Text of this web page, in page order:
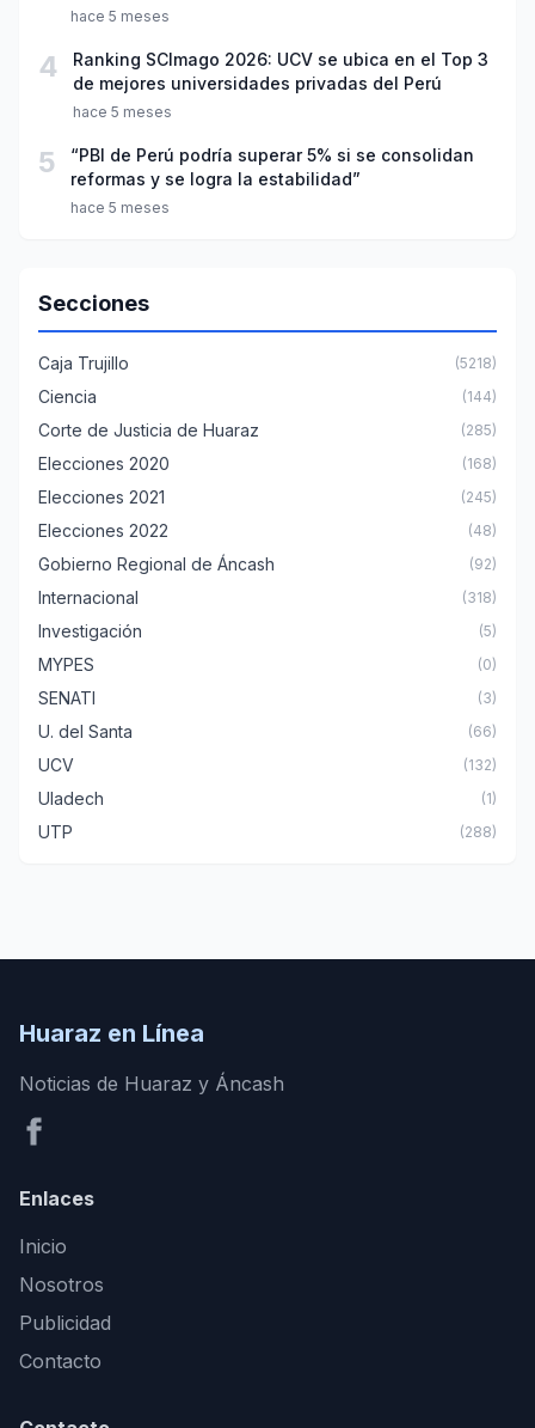
año escolar 2026
hace 5 meses
4
Ranking SCImago 2026: UCV se ubica en el Top 3
de mejores universidades privadas del Perú
hace 5 meses
5
“PBI de Perú podría superar 5% si se consolidan
reformas y se logra la estabilidad”
hace 5 meses
Secciones
Caja Trujillo (5218)
Ciencia (144)
Corte de Justicia de Huaraz (285)
Elecciones 2020 (168)
Elecciones 2021 (245)
Elecciones 2022 (48)
Gobierno Regional de Áncash (92)
Internacional (318)
Investigación (5)
MYPES (0)
SENATI (3)
U. del Santa (66)
UCV (132)
Uladech (1)
UTP (288)
Huaraz en Línea
Noticias de Huaraz y Áncash
Enlaces
Inicio
Nosotros
Publicidad
Contacto